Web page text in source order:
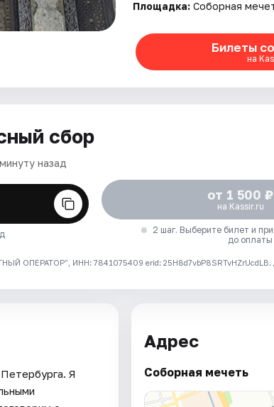
Площадка: Соборная
Билеты
на
сбор
назад
от 1 500 ₽
на Kassir.ru
2 шаг. Выберите билет и
до оплаты
ОПЕРАТОР", ИНН: 7841075409 erid: 25H8d7vbP8SRTvHZrUcdLB.
Я
Адрес
Соборная мечеть